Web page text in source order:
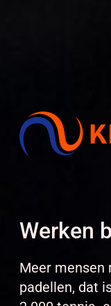
Werken
Meer mensen
padellen, dat